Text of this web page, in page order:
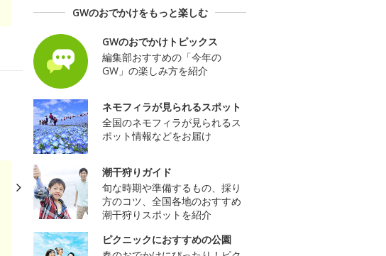
GWのおでかけをもっと楽しむ
GWのおでかけトピックス
編集部おすすめの「今年の
GW」の楽しみ方を紹介
ネモフィラが見られるスポット
全国のネモフィラが見られるス
ポット情報などをお届け
潮干狩りガイド
旬な時期や準備するもの、採り
方のコツ、全国各地のおすすめ
潮干狩りスポットを紹介
ピクニックにおすすめの公園